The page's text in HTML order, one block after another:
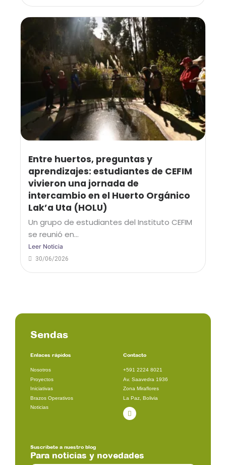
Entre huertos, preguntas y
aprendizajes: estudiantes de CEFIM
vivieron una jornada de
intercambio en el Huerto Orgánico
Lak’a Uta (HOLU)
Un grupo de estudiantes del Instituto CEFIM
se reunió en...
Leer Noticia
30/06/2026
Sendas
Enlaces rápidos
Nosotros
Proyectos
Iniciativas
Brazos Operativos
Noticias
Contacto
+591 2224 8021
Av. Saavedra 1936
Zona Miraflores
La Paz, Bolivia
Facebook
Suscribete a nuestro blog
Para noticias y novedades